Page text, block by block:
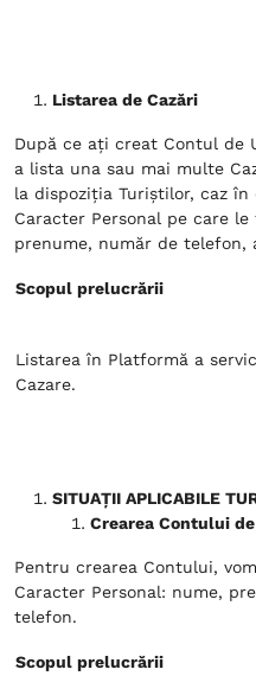
Listarea de Cazări
După ce ați creat Contul de
a lista una sau mai multe
la dispoziția Turiștilor, caz
Caracter Personal pe care
prenume, număr de telefon,
Scopul prelucrării
Listarea în Platformă a
Cazare.
SITUAȚII APLICABILE
Crearea Contului
Pentru crearea Contului,
Caracter Personal: nume,
telefon.
Scopul prelucrării